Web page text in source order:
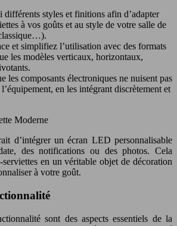
différents styles et finitions afin d’adapter
à vos goûts et au style de votre salle de
et simplifiez l’utilisation avec des formats
les modèles verticaux, horizontaux,
les composants électroniques ne nuisent pas
l’équipement, en les intégrant discrètement et
d’intégrer un écran LED personnalisable
des notifications ou des photos. Cela
en un véritable objet de décoration
à votre goût.
sont des aspects essentiels de la